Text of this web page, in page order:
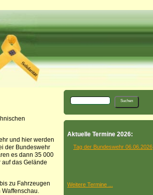
und hier werden
der Bundeswehr
es dann 35 000
das Gelände
zu Fahrzeugen
Aktuelle Termine 2026:
Tag der Bundeswehr 06.06.2026
Weitere Termine ...